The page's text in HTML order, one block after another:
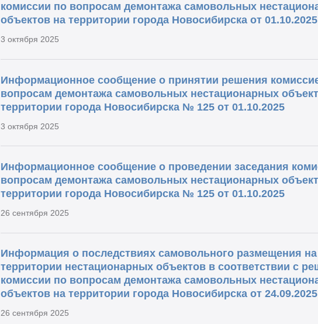
комиссии по вопросам демонтажа самовольных
объектов на территории города Новосибирска от
3 октября 2025
Информационное сообщение о принятии решения
вопросам демонтажа самовольных нестационарных
территории города Новосибирска № 125 от 01.10.2025
3 октября 2025
Информационное сообщение о проведении заседания
вопросам демонтажа самовольных нестационарных
территории города Новосибирска № 125 от 01.10.2025
26 сентября 2025
Информация о последствиях самовольного размещения на
территории нестационарных объектов в соответствии с
комиссии по вопросам демонтажа самовольных
объектов на территории города Новосибирска от
26 сентября 2025